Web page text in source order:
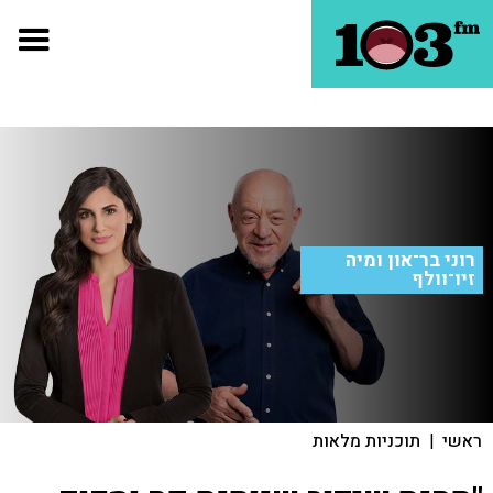
רוני בר־און ומיה
זיו־וולף
ראשי | תוכניות מלאות